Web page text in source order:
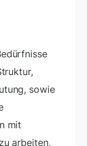
sowie
mit
arbeiten,